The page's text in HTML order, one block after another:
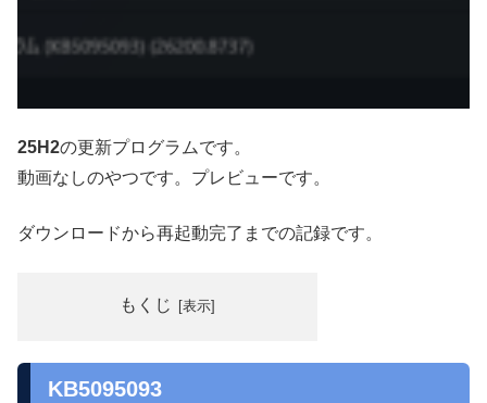
25H2の更新プログラムです。
動画なしのやつです。プレビューです。
ダウンロードから再起動完了までの記録です。
もくじ
KB5095093